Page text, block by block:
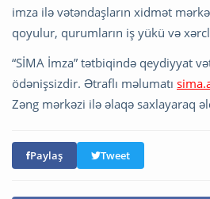
imza ilə vətəndaşların xidmət
qoyulur, qurumların iş yükü və
“SİMA İmza” tətbiqində qeydiyyat
ödənişsizdir. Ətraflı məlumatı
Zəng mərkəzi ilə əlaqə saxlayaraq
Paylaş Tweet